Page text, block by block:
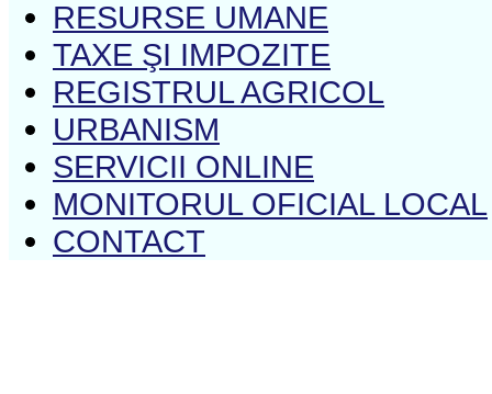
RESURSE UMANE
TAXE ŞI IMPOZITE
REGISTRUL AGRICOL
URBANISM
SERVICII ONLINE
MONITORUL OFICIAL LOCAL
CONTACT